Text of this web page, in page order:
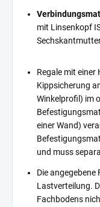
mit Linsenkopf
Regale mit einer
Kippsicherung
Winkelprofil) im
einer Wand)
und muss
Die
Lastverteilung.
Fachbodens